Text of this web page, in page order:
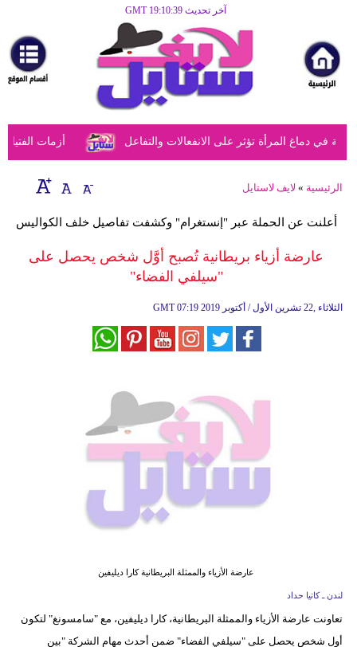
آخر تحديث GMT 19:10:39
مرأة
أزياء
أزياء
إسلامية
ديكور
أزمات الفتيات دماغ المرأة تؤثر على الانفعالات والتفاعل
الرئيسية » لايف لاستايل
أعلنت عن الحملة عبر "إنستغرام" وكشفت تفاصيل خلف الكواليس
عارضة أزياء بريطانية تُصبح أوَّل شخص يحصل على
"سيلفي الفضاء"
GMT 07:19 2019 الثلاثاء ,22 تشرين الأول / أكتوبر
عارضة الأزياء والممثلة البريطانية كارا ديليفين
لندن ـ كاتيا حداد
تعاونت عارضة الأزياء والممثلة البريطانية، كارا ديليفين، مع "سامسونغ" لتكون
أول شخص يحصل على "سيلفي الفضاء" ضمن أحدث مهام الشركة "بين